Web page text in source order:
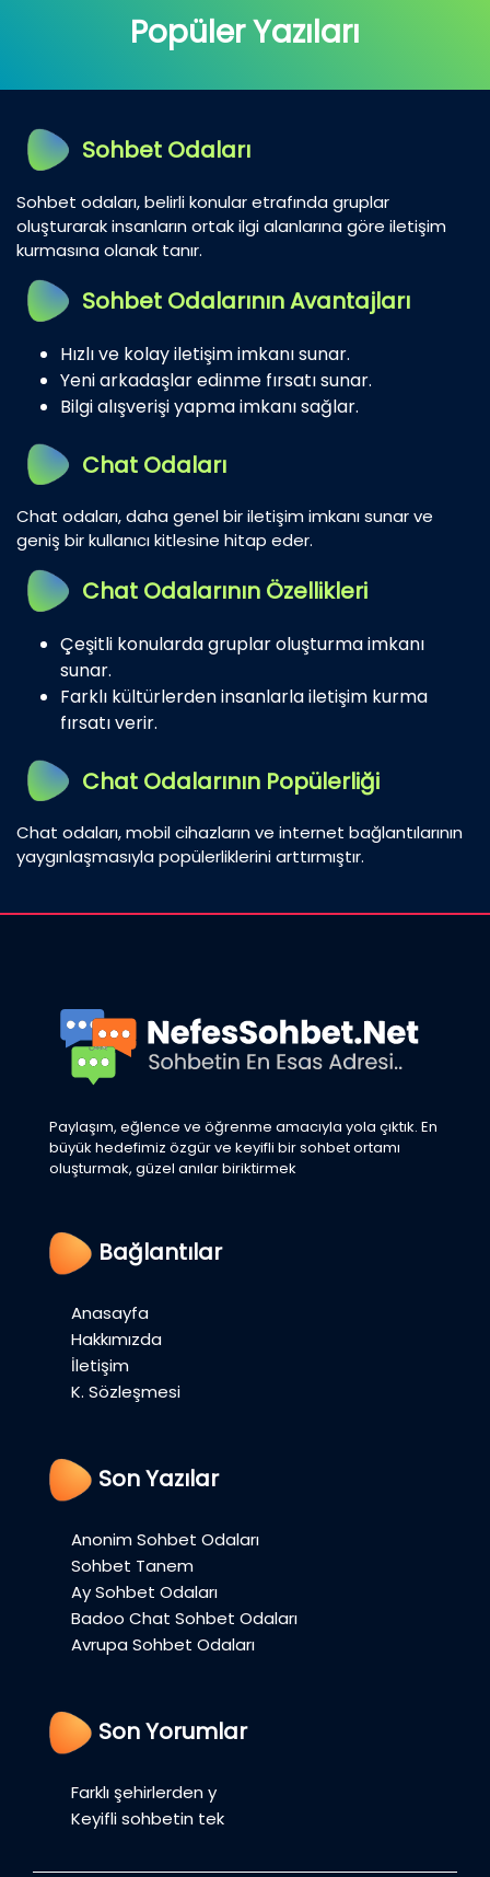
Popüler Yazıları
Sohbet Odaları
Sohbet odaları, belirli konular etrafında gruplar
oluşturarak insanların ortak ilgi alanlarına göre iletişim
kurmasına olanak tanır.
Sohbet Odalarının Avantajları
Hızlı ve kolay iletişim imkanı sunar.
Yeni arkadaşlar edinme fırsatı sunar.
Bilgi alışverişi yapma imkanı sağlar.
Chat Odaları
Chat odaları, daha genel bir iletişim imkanı sunar ve
geniş bir kullanıcı kitlesine hitap eder.
Chat Odalarının Özellikleri
Çeşitli konularda gruplar oluşturma imkanı
sunar.
Farklı kültürlerden insanlarla iletişim kurma
fırsatı verir.
Chat Odalarının Popülerliği
Chat odaları, mobil cihazların ve internet bağlantılarının
yaygınlaşmasıyla popülerliklerini arttırmıştır.
Paylaşım, eğlence ve öğrenme amacıyla yola çıktık. En
büyük hedefimiz özgür ve keyifli bir sohbet ortamı
oluşturmak, güzel anılar biriktirmek
Bağlantılar
Anasayfa
Hakkımızda
İletişim
K. Sözleşmesi
Son Yazılar
Anonim Sohbet Odaları
Sohbet Tanem
Ay Sohbet Odaları
Badoo Chat Sohbet Odaları
Avrupa Sohbet Odaları
Son Yorumlar
Farklı şehirlerden y
Keyifli sohbetin tek